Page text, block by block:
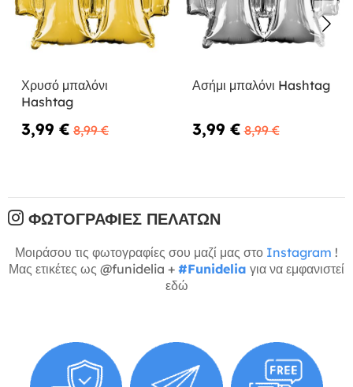
Χρυσό μπαλόνι
Hashtag
3,99 € 8,99 €
Ασήμι μπαλόνι Hashtag
3,99 € 8,99 €
ΦΩΤΟΓΡΑΦΊΕΣ ΠΕΛΑΤΏΝ
Μοιράσου τις φωτογραφίες σου μαζί μας στο Instagram !
Μας ετικέτες ως @funidelia + #Funidelia για να εμφανιστεί
εδώ